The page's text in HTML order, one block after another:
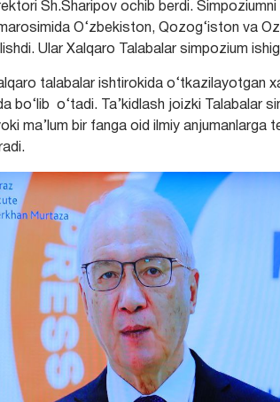
Sh.Sharipov ochib berdi.
O‘zbekiston, Qozog‘iston va
Ular Xalqaro Talabalar simpozium
talabalar ishtirokida o‘tkazilayotgan
bo‘lib o‘tadi. Ta’kidlash joizki Talabalar
ma’lum bir fanga oid ilmiy anjumanlarga